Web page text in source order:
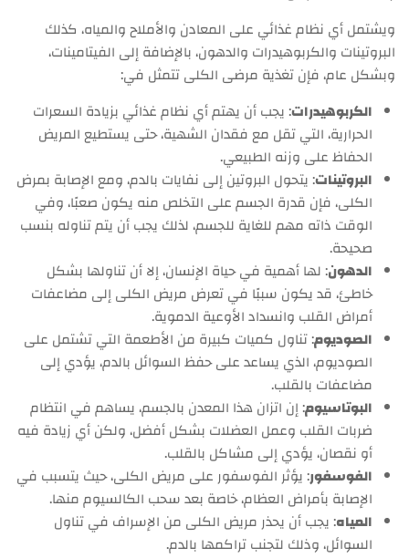
ويشتمل أي نظام غذائي على المعادن والأملاح والمياه، كذلك
البروتينات والكربوهيدرات والدهون، بالإضافة إلى الفيتامينات،
وبشكل عام، فإن تغذية مرضى الكلى تتمثل في:
الكربوهيدرات: يجب أن يهتم أي نظام غذائي بزيادة السعرات
الحرارية، التي تقل مع فقدان الشهية، حتى يستطيع المريض
الحفاظ على وزنه الطبيعي.
البروتينات: يتحول البروتين إلى نفايات بالدم، ومع الإصابة بمرض
الكلى، فإن قدرة الجسم على التخلص منه يكون صعبًا، وفي
الوقت ذاته مهم للغاية للجسم، لذلك يجب أن يتم تناوله بنسب
صحيحة.
الدهون: لها أهمية في حياة الإنسان، إلا أن تناولها بشكل
خاطئ، قد يكون سببًا في تعرض مريض الكلى إلى مضاعفات
أمراض القلب وانسداد الأوعية الدموية.
الصوديوم: تناول كميات كبيرة من الأطعمة التي تشتمل على
الصوديوم، الذي يساعد على حفظ السوائل بالدم، يؤدي إلى
مضاعفات بالقلب.
البوتاسيوم: إن اتزان هذا المعدن بالجسم، يساهم في انتظام
ضربات القلب وعمل العضلات بشكل أفضل، ولكن أي زيادة فيه
أو نقصان، يؤدي إلى مشاكل بالقلب.
الفوسفور: يؤثر الفوسفور على مريض الكلى، حيث يتسبب في
الإصابة بأمراض العظام، خاصة بعد سحب الكالسيوم منها.
المياه: يجب أن يحذر مريض الكلى من الإسراف في تناول
السوائل، وذلك لتجنب تراكمها بالدم.